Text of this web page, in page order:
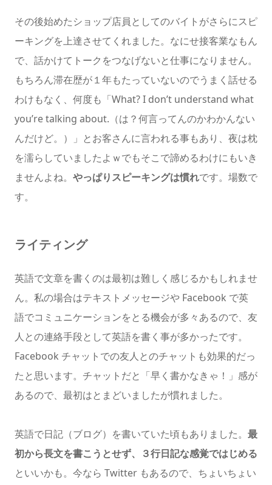
その後始めたショップ店員としてのバイトがさらにスピ
ーキングを上達させてくれました。なにせ接客業なもん
で、話かけてトークをつなげないと仕事になりません。
もちろん滞在歴が１年もたっていないのでうまく話せる
わけもなく、何度も「What? I don’t understand what
you’re talking about.（は？何言ってんのかわかんない
んだけど。）」とお客さんに言われる事もあり、夜は枕
を濡らしていましたよｗでもそこで諦めるわけにもいき
ませんよね。 やっぱりスピーキングは慣れです。場数で
す。
ライティング
英語で文章を書くのは最初は難しく感じるかもしれませ
ん。私の場合はテキストメッセージや Facebook で英
語でコミュニケーションをとる機会が多々あるので、友
人との連絡手段として英語を書く事が多かったです。
Facebook チャットでの友人とのチャットも効果的だっ
たと思います。チャットだと「早く書かなきゃ！」感が
あるので、最初はとまどいましたが慣れました。
英語で日記（ブログ）を書いていた頃もありました。 最
初から長文を書こうとせず、３行日記な感覚ではじめる
といいかも。今なら Twitter もあるので、ちょいちょい